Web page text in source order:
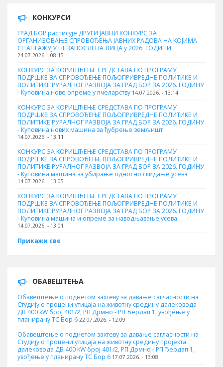
КОНКУРСИ
ГРАД БОР расписује ДРУГИ ЈАВНИ КОНКУРС ЗА
ОРГАНИЗОВАЊЕ СПРОВОЂЕЊА ЈАВНИХ РАДОВА НА КОЈИМА
СЕ АНГАЖУЈУ НЕЗАПОСЛЕНА ЛИЦА у 2026. ГОДИНИ
24.07.2026. - 08:15
КОНКУРС ЗА КОРИШЋЕЊЕ СРЕДСТАВА ПО ПРОГРАМУ
ПОДРШКЕ ЗА СПРОВОЂЕЊЕ ПОЉОПРИВРЕДНЕ ПОЛИТИКЕ И
ПОЛИТИКЕ РУРАЛНОГ РАЗВОЈА ЗА ГРАД БОР ЗА 2026. ГОДИНУ
- Куповина нове опреме у пчеларству 14.07.2026. - 13:14
КОНКУРС ЗА КОРИШЋЕЊЕ СРЕДСТАВА ПО ПРОГРАМУ
ПОДРШКЕ ЗА СПРОВОЂЕЊЕ ПОЉОПРИВРЕДНЕ ПОЛИТИКЕ И
ПОЛИТИКЕ РУРАЛНОГ РАЗВОЈА ЗА ГРАД БОР ЗА 2026. ГОДИНУ
- Куповина нових машина за ђубрење земљишт
14.07.2026. - 13:11
КОНКУРС ЗА КОРИШЋЕЊЕ СРЕДСТАВА ПО ПРОГРАМУ
ПОДРШКЕ ЗА СПРОВОЂЕЊЕ ПОЉОПРИВРЕДНЕ ПОЛИТИКЕ И
ПОЛИТИКЕ РУРАЛНОГ РАЗВОЈА ЗА ГРАД БОР ЗА 2026. ГОДИНУ
- Куповинa машина за убирање односно скидање усева
14.07.2026. - 13:05
КОНКУРС ЗА КОРИШЋЕЊЕ СРЕДСТАВА ПО ПРОГРАМУ
ПОДРШКЕ ЗА СПРОВОЂЕЊЕ ПОЉОПРИВРЕДНЕ ПОЛИТИКЕ И
ПОЛИТИКЕ РУРАЛНОГ РАЗВОЈА ЗА ГРАД БОР ЗА 2026. ГОДИНУ
- Куповина машина и опреме за наводњавање усева
14.07.2026. - 13:01
Прикажи све
ОБАВЕШТЕЊА
Обавештење о поднетом захтеву за давање сагласности на
Студију о процени утицаја на животну средину далековода
ДВ 400 kW број 401/2, РП Дрмно - РП Ђердап 1, увођење у
планирану ТС Бор 6 22.07.2026. - 12:09
Обавештење о поднетом захтеву за давање сагласности на
Студију о процени утицаја на животну средину пројекта
далековода ДВ 400 kW број 401/2, РП Дрмно - РП Ђердап 1,
увођење у планирану ТС Бор 6 17.07.2026. - 13:08